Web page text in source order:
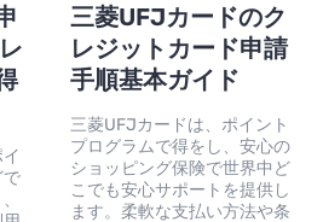
で
三菱UFJカードのク
レジットカード申請
手順基本ガイド
三菱UFJカードは、ポイント
プログラムで得をし、安心の
ショッピング保険で世界中ど
こでも安心サポートを提供し
ます。柔軟な支払い方法や条